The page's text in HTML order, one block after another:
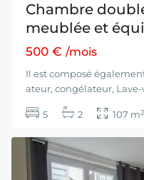
Chambre
meublée et
500 €/mois
Il est composé
ateur, congélateur,
5 2 107 m2